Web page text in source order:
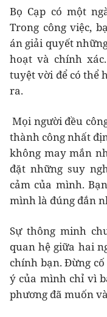
Bọ Cạp có một
Trong công việc,
án giải quyết
hoạt và chính
tuyệt vời để có thể
ra.
Mọi người đều
thành công nhất
không may mắn
đặt những suy
cảm của mình.
mình là đúng đắn
Sự thông minh
quan hệ giữa hai
chính bạn. Đừng
ý của mình chỉ vì
phương đã muốn